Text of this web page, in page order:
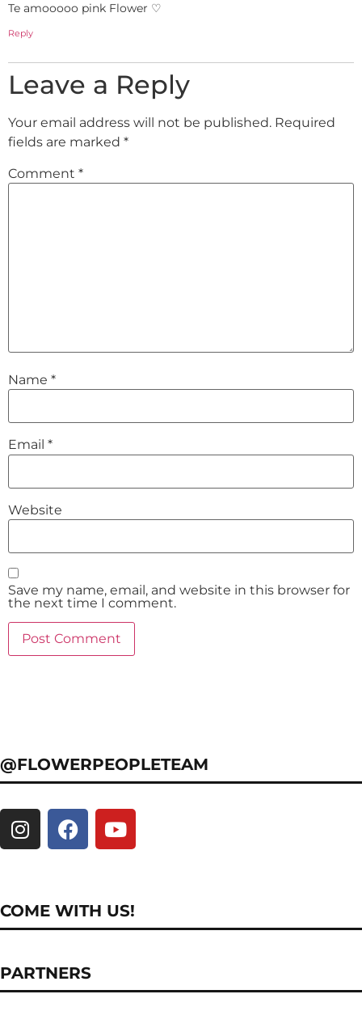
Te amooooo pink Flower ♡
Reply
Leave a Reply
Your email address will not be published. Required
fields are marked *
Comment *
Name *
Email *
Website
Save my name, email, and website in this browser for
the next time I comment.
@FLOWERPEOPLETEAM
COME WITH US!
PARTNERS